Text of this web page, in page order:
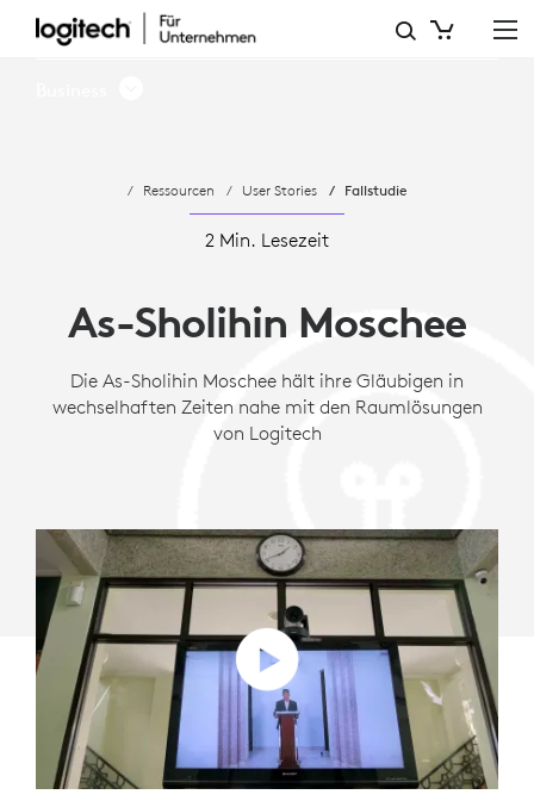
DIE
GLÄUBIGEN
WECHSELHAFTEN
ZEITEN
DEN
RAUMLÖSUNGEN
VON
LOGITECH
Ressourcen User Stories Fallstudie
2 Min. Lesezeit
As-Sholihin Moschee
Die As-Sholihin Moschee hält ihre Gläubigen in
wechselhaften Zeiten nahe mit den Raumlösungen
von Logitech